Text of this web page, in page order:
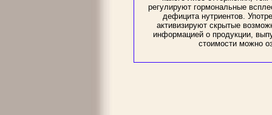
регулируют гормональные
дефицита нутриентов.
активизируют скрытые
информацией о продукции,
стоимости можно